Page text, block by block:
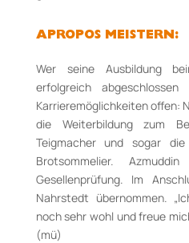
APROPOS MEISTERN:
Wer seine Ausbildung
erfolgreich
Karrieremöglichkeiten offen:
die Weiterbildung zum
Teigmacher und sogar die
Brotsommelier.
Gesellenprüfung. Im
Nahrstedt übernommen.
noch sehr wohl und freue
(mü)